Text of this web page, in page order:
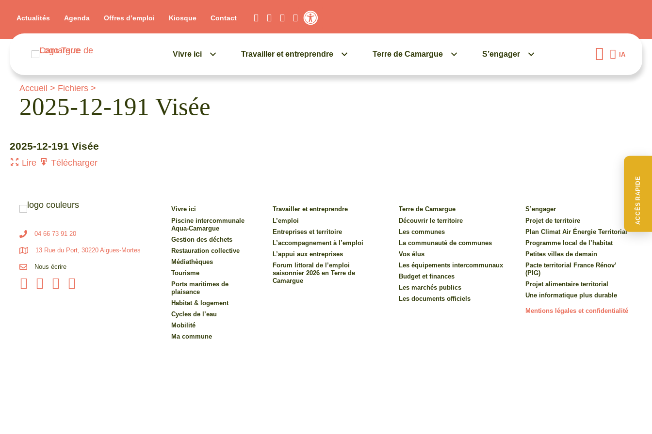
ACCÈS RAPIDE
Actualités Agenda Offres d’emploi Kiosque
Contact
Vivre ici Travailler et entreprendre Terre de Camargue S’engager IA
Accueil > Fichiers >
2025-12-191 Visée
2025-12-191 Visée
Lire Télécharger
04 66 73 91 20
13 Rue du Port, 30220 Aigues-Mortes
Nous écrire
Vivre ici
Piscine intercommunale
Aqua-Camargue
Gestion des déchets
Restauration collective
Médiathèques
Tourisme
Ports maritimes de
plaisance
Habitat & logement
Cycles de l’eau
Mobilité
Ma commune
Travailler et entreprendre
L’emploi
Entreprises et territoire
L’accompagnement à l’emploi
L’appui aux entreprises
Forum littoral de l’emploi
saisonnier 2026 en Terre de
Camargue
Terre de Camargue
Découvrir le territoire
Les communes
La communauté de communes
Vos élus
Les équipements intercommunaux
Budget et finances
Les marchés publics
Les documents officiels
S’engager
Projet de territoire
Plan Climat Air Énergie Territorial
Programme local de l’habitat
Petites villes de demain
Pacte territorial France Rénov’
(PIG)
Projet alimentaire territorial
Une informatique plus durable
Mentions légales et confidentialité